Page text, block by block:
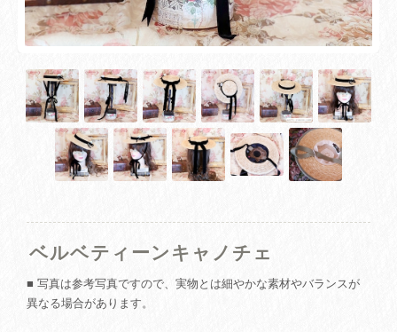
ベルベティーンキャノチェ
■ 写真は参考写真ですので、実物とは細やかな素材やバランスが
異なる場合があります。